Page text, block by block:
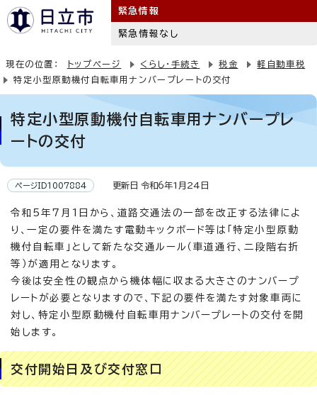
緊急情報
緊急情報なし
現在の位置： トップページ くらし・手続き 税金
軽自動車税
特定小型原動機付自転車用ナンバープレートの交付
特定小型原動機付自転車用ナンバープレ
ートの交付
ページID1007884 更新日 令和6年1月24日
令和5年7月1日から、道路交通法の一部を改正する法律によ
り、一定の要件を満たす電動キックボード等は「特定小型原動
機付自転車」として新たな交通ルール（車道通行、二段階右折
等）が適用となります。
今後は安全性の観点から機体幅に収まる大きさのナンバープ
レートが必要となりますので、下記の要件を満たす対象車両に
対し、特定小型原動機付自転車用ナンバープレートの交付を開
始します。
交付開始日及び交付窓口